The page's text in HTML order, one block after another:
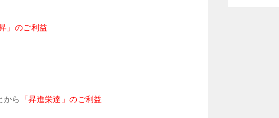
」のご利益
から 「昇進栄達」のご利益